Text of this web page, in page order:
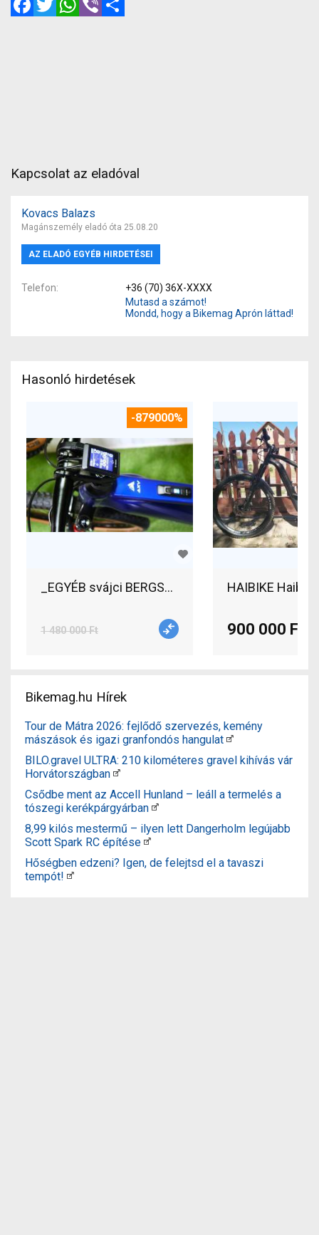
Kapcsolat az eladóval
Kovacs Balazs
Magánszemély eladó óta 25.08.20
AZ ELADÓ EGYÉB HIRDETÉSEI
Telefon
+36 (70) 36X-XXXX
Mutasd a számot!
Mondd, hogy a Bikemag Aprón láttad!
Hasonló hirdetések
-879000%
_EGYÉB svájci BERGSTROM 29 eFully
1 480 000 Ft
HAIBIKE
900 000 Ft
Bikemag.hu Hírek
Tour de Mátra 2026: fejlődő szervezés, kemény
mászások és igazi granfondós hangulat
BILO.gravel ULTRA: 210 kilométeres gravel kihívás vár
Horvátországban
Csődbe ment az Accell Hunland – leáll a termelés a
tószegi kerékpárgyárban
8,99 kilós mestermű – ilyen lett Dangerholm legújabb
Scott Spark RC építése
Hőségben edzeni? Igen, de felejtsd el a tavaszi
tempót!